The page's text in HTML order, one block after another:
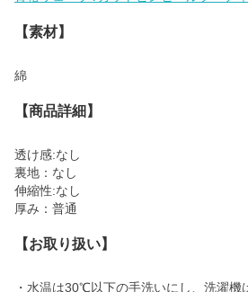
【素材】
綿
【商品詳細】
透け感:なし
裏地：なし
伸縮性:なし
厚み：普通
【お取り扱い】
・水温は30℃以下の手洗いにし、洗濯機